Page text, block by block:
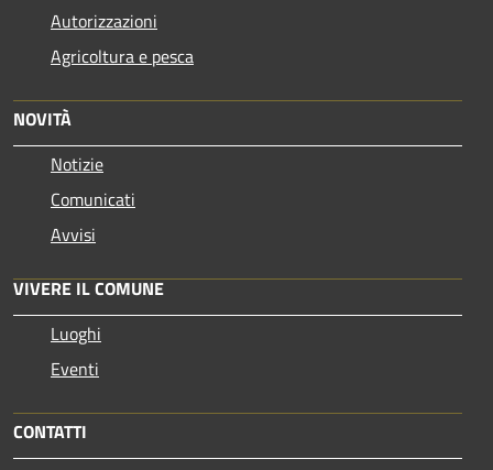
Autorizzazioni
Agricoltura e pesca
NOVITÀ
Notizie
Comunicati
Avvisi
VIVERE IL COMUNE
Luoghi
Eventi
CONTATTI